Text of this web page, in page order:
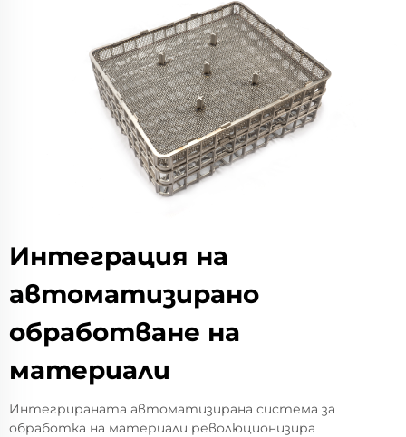
Интеграция на
автоматизирано
обработване на
материали
Интегрираната автоматизирана система за
обработка на материали революционизира